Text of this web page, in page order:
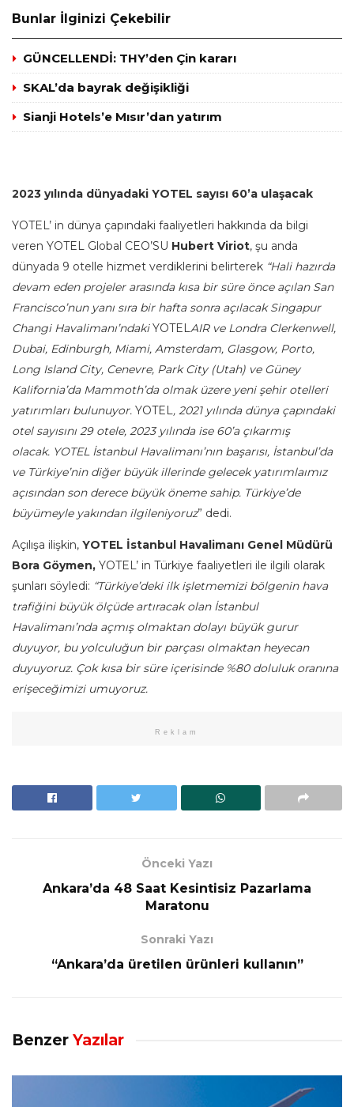
Bunlar İlginizi Çekebilir
GÜNCELLENDİ: THY’den Çin kararı
SKAL’da bayrak değişikliği
Sianji Hotels’e Mısır’dan yatırım
2023 yılında dünyadaki YOTEL sayısı 60’a ulaşacak
YOTEL’ in dünya çapındaki faaliyetleri hakkında da bilgi
veren YOTEL Global CEO’SU Hubert Viriot, şu anda
dünyada 9 otelle hizmet verdiklerini belirterek “Hali hazırda
devam eden projeler arasında kısa bir süre önce açılan San
Francisco’nun yanı sıra bir hafta sonra açılacak Singapur
Changi Havalimanı’ndakiYOTELAIR ve Londra Clerkenwell,
Dubai, Edinburgh, Miami, Amsterdam, Glasgow, Porto,
Long Island City, Cenevre, Park City (Utah) ve Güney
Kalifornia’da Mammoth’da olmak üzere yeni şehir otelleri
yatırımları bulunuyor. YOTEL, 2021 yılında dünya çapındaki
otel sayısını 29 otele, 2023 yılında ise 60’a çıkarmış
olacak. YOTEL İstanbul Havalimanı’nın başarısı, İstanbul’da
ve Türkiye’nin diğer büyük illerinde gelecek yatırımlaımız
açısından son derece büyük öneme sahip. Türkiye’de
büyümeyle yakından ilgileniyoruz” dedi.
Açılışa ilişkin, YOTEL İstanbul Havalimanı Genel Müdürü
Bora Göymen, YOTEL’ in Türkiye faaliyetleri ile ilgili olarak
şunları söyledi: “Türkiye’deki ilk işletmemizi bölgenin hava
trafiğini büyük ölçüde artıracak olan İstanbul
Havalimanı’nda açmış olmaktan dolayı büyük gurur
duyuyor, bu yolculuğun bir parçası olmaktan heyecan
duyuyoruz. Çok kısa bir süre içerisinde %80 doluluk oranına
erişeceğimizi umuyoruz.
Reklam
Önceki Yazı
Ankara’da 48 Saat Kesintisiz Pazarlama
Maratonu
Sonraki Yazı
“Ankara’da üretilen ürünleri kullanın”
Benzer Yazılar